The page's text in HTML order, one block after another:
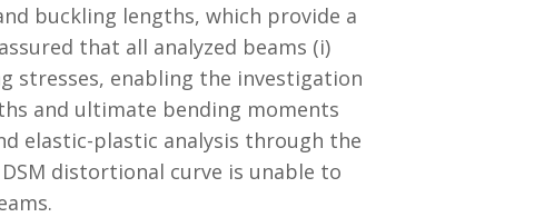
buckling lengths, which provide a
that all analyzed beams (i)
stresses, enabling the investigation
and ultimate bending moments
elastic-plastic analysis through the
distortional curve is unable to